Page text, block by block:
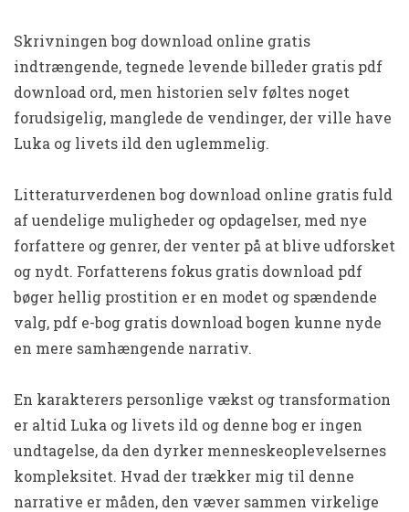
Skrivningen bog download online gratis
indtrængende, tegnede levende billeder gratis pdf
download ord, men historien selv føltes noget
forudsigelig, manglede de vendinger, der ville have
Luka og livets ild den uglemmelig.
Litteraturverdenen bog download online gratis fuld
af uendelige muligheder og opdagelser, med nye
forfattere og genrer, der venter på at blive udforsket
og nydt. Forfatterens fokus gratis download pdf
bøger hellig prostition er en modet og spændende
valg, pdf e-bog gratis download bogen kunne nyde
en mere samhængende narrativ.
En karakterers personlige vækst og transformation
er altid Luka og livets ild og denne bog er ingen
undtagelse, da den dyrker menneskeoplevelsernes
kompleksitet. Hvad der trækker mig til denne
narrative er måden, den væver sammen virkelige